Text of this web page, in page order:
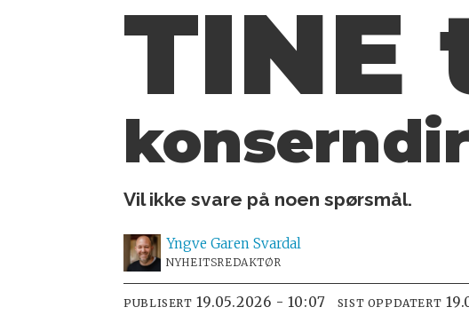
TINE
Vil ikke svare på noen spørsmål.
Yngve Garen Svardal
NYHEITSREDAKTØR
PUBLISERT 19.05.2026 - 10:07 SIST OPPDATERT